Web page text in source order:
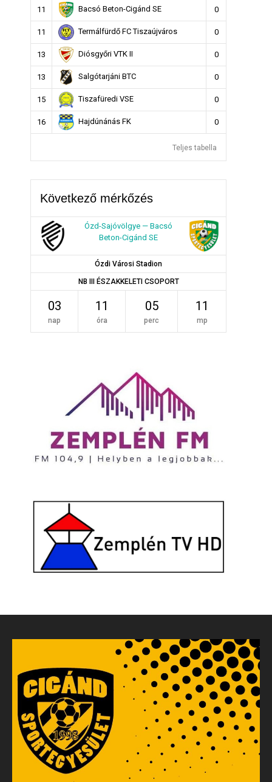
11 Bacsó Beton-Cigánd SE 0
11 Termálfürdő FC Tiszaújváros 0
13 Diósgyőri VTK II 0
13 Salgótarjáni BTC 0
15 Tiszafüredi VSE 0
16 Hajdúnánás FK 0
Teljes tabella
Következő mérkőzés
Ózd-Sajóvölgye — Bacsó
Beton-Cigánd SE
Ózdi Városi Stadion
NB III ÉSZAKKELETI CSOPORT
03
nap
11
óra
05
perc
11
mp